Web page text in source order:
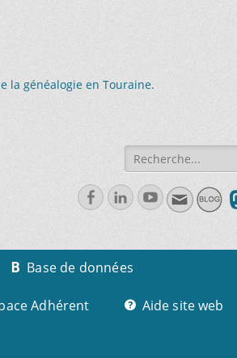
la généalogie en Touraine.
Recherche
de:
FacebookLinkedlnYoutube
Base de données
Adhérent Aide site web